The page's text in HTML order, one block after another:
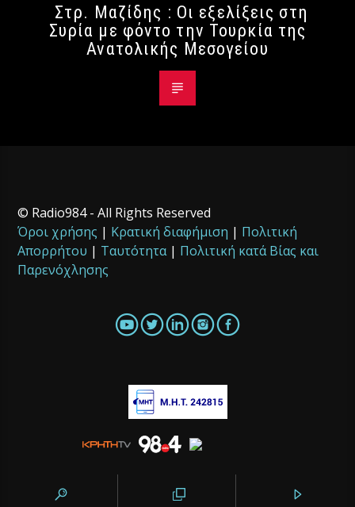
Στρ. Μαζίδης : Οι εξελίξεις στη
Συρία με φόντο την Τουρκία της
Ανατολικής Μεσογείου
© Radio984 - All Rights Reserved
Όροι χρήσης | Κρατική διαφήμιση | Πολιτική
Απορρήτου | Ταυτότητα| Πολιτική κατά Βίας και
Παρενόχλησης